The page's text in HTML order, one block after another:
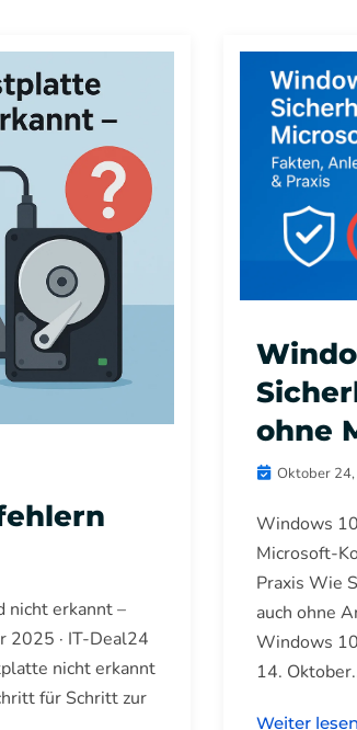
nicht erkannt –
2025 · IT-Deal24
nicht erkannt
für Schritt zur
ohne
Oktober
Windows
Microsoft-
Praxis Wie
auch ohne
Windows
14.
Weiter lesen